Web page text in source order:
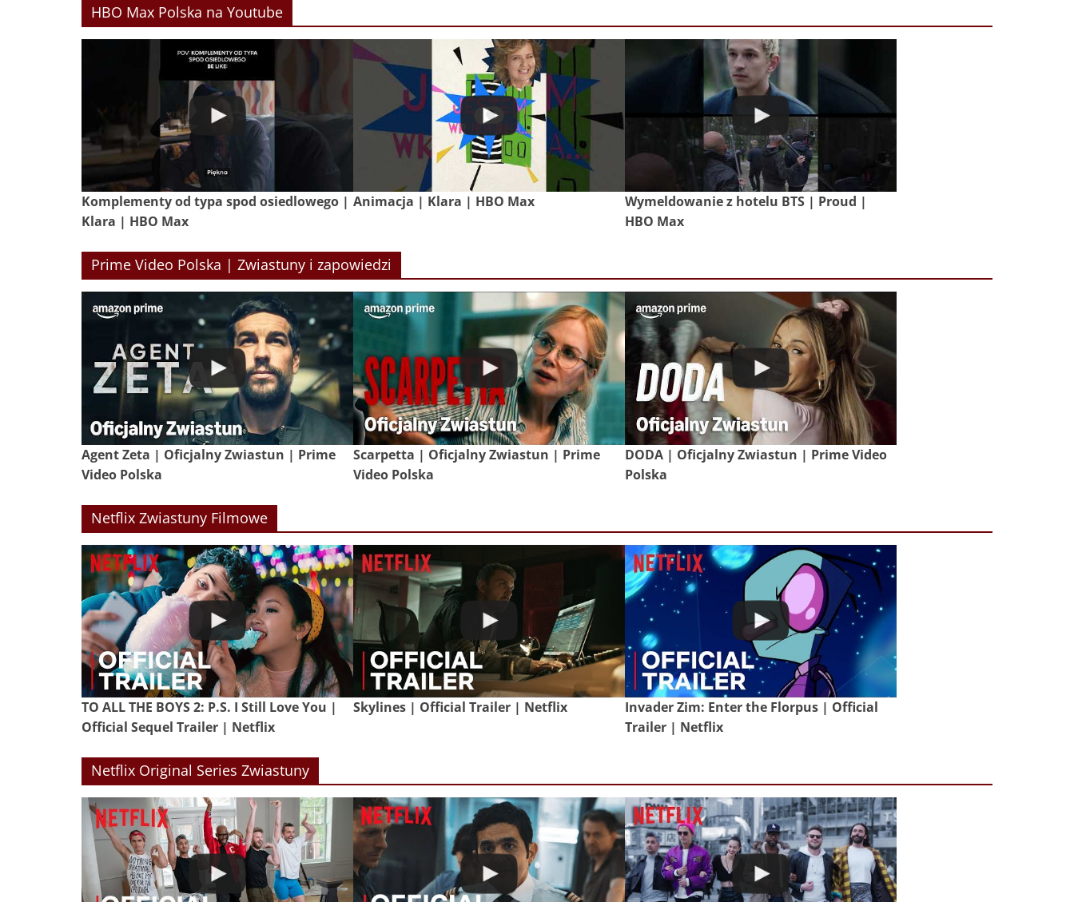
HBO Max Polska na Youtube
Komplementy od typa spod osiedlowego |
Klara | HBO Max
Animacja | Klara | HBO Max
Wymeldowanie z hotelu BTS | Proud |
HBO Max
Prime Video Polska | Zwiastuny i zapowiedzi
Agent Zeta | Oficjalny Zwiastun | Prime
Video Polska
Scarpetta | Oficjalny Zwiastun | Prime
Video Polska
DODA | Oficjalny Zwiastun | Prime Video
Polska
Netflix Zwiastuny Filmowe
TO ALL THE BOYS 2: P.S. I Still Love You |
Official Sequel Trailer | Netflix
Skylines | Official Trailer | Netflix
Invader Zim: Enter the Florpus | Official
Trailer | Netflix
Netflix Original Series Zwiastuny